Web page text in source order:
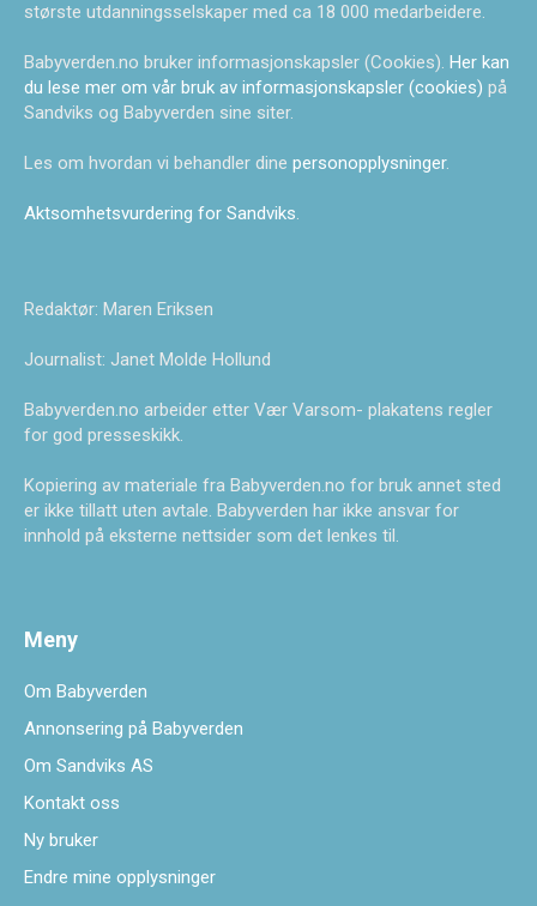
største utdanningsselskaper med ca 18 000 medarbeidere.
Babyverden.no bruker informasjonskapsler (Cookies). Her kan
du lese mer om vår bruk av informasjonskapsler (cookies) på
Sandviks og Babyverden sine siter.
Les om hvordan vi behandler dine personopplysninger.
Aktsomhetsvurdering for Sandviks.
Redaktør: Maren Eriksen
Journalist: Janet Molde Hollund
Babyverden.no arbeider etter Vær Varsom- plakatens regler
for god presseskikk.
Kopiering av materiale fra Babyverden.no for bruk annet sted
er ikke tillatt uten avtale. Babyverden har ikke ansvar for
innhold på eksterne nettsider som det lenkes til.
Meny
Om Babyverden
Annonsering på Babyverden
Om Sandviks AS
Kontakt oss
Ny bruker
Endre mine opplysninger